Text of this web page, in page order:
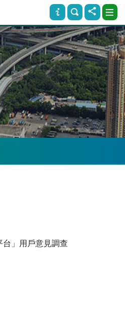
台」用戶意見調查